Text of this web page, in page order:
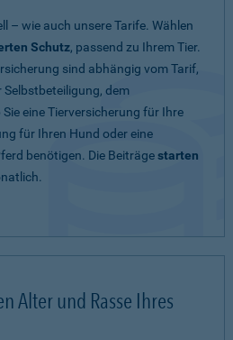
– wie auch unsere Tarife. Wählen
Schutz, passend zu Ihrem Tier.
sind abhängig vom Tarif,
dem
eine Tierversicherung für Ihre
für Ihren Hund oder eine
benötigen. Die Beiträgestarten
Alter und Rasse Ihres